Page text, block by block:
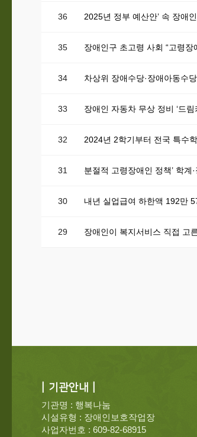
36 2025년 정부 예산안’ 속 장애
35 장애인구 초고령 사회 “고령
34 차상위 장애수당·장애아동수
33 장애인 자동차 무상 정비 ‘드
32 2024년 2학기부터 전국 특수학
31 분절적 고령장애인 정책’ 학계
30 내년 실업급여 하한액 192만
29 장애인이 복지서비스 직접 고
| 기관안내 |
기관명 : 행복나눔
시설유형 : 장애인보호작업장
사업자번호 : 609-82-68915